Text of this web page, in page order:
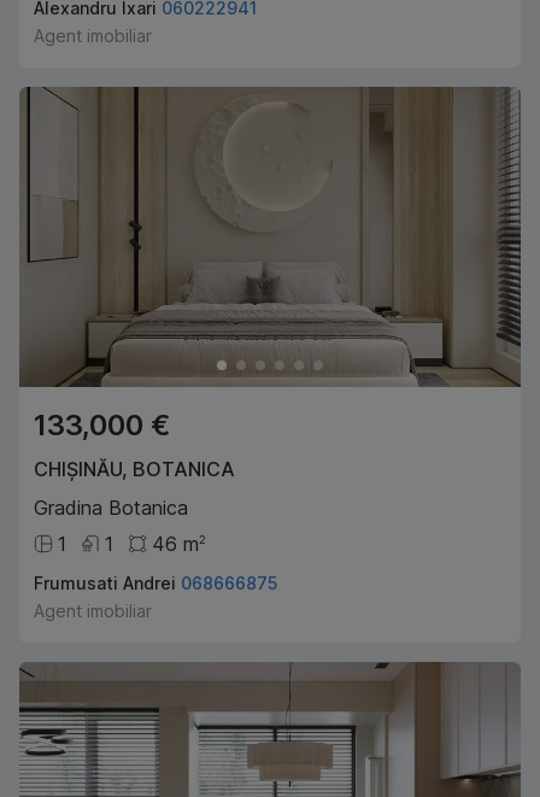
Alexandru Ixari 060222941
Agent imobiliar
133,000 €
CHIȘINĂU, BOTANICA
Gradina Botanica
1
1 46 m2
Frumusati Andrei 068666875
Agent imobiliar